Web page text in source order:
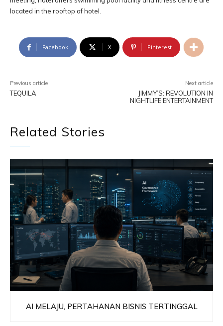
located in the rooftop of hotel.
Facebook X Pinterest
Previous article
TEQUILA
Next article
JIMMY’S: REVOLUTION IN
NIGHTLIFE ENTERTAINMENT
Related Stories
AI MELAJU, PERTAHANAN BISNIS TERTINGGAL